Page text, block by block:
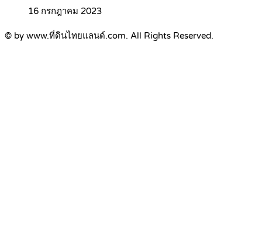
16 กรกฎาคม 2023
© by www.ที่ดินไทยแลนด์.com. All Rights Reserved.